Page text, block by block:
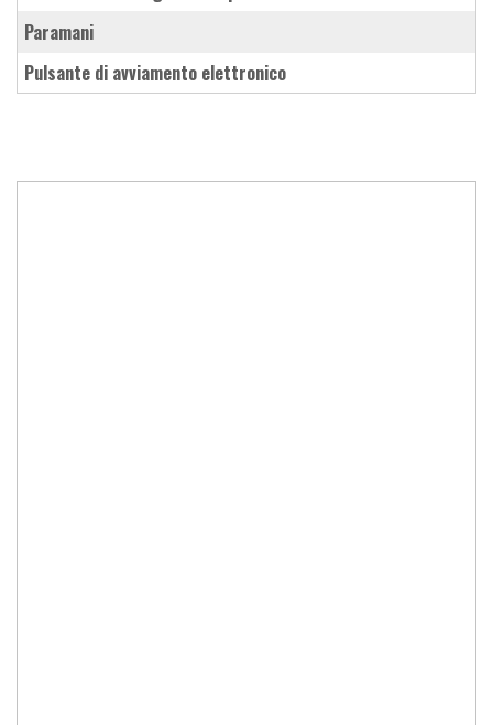
paramani
pulsante di avviamento elettronico